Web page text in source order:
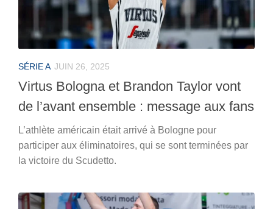
SÉRIE A JUIN 26, 2025
Virtus Bologna et Brandon Taylor vont
de l’avant ensemble : message aux fans
L’athlète américain était arrivé à Bologne pour
participer aux éliminatoires, qui se sont terminées par
la victoire du Scudetto.